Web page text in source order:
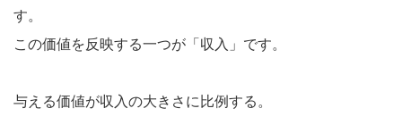
す。
この価値を反映する一つが「収入」です。
与える価値が収入の大きさに比例する。